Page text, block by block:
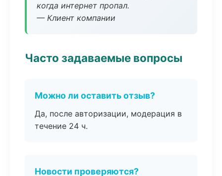
когда интернет пропал.
— Клиент компании
Часто задаваемые вопросы
Можно ли оставить отзыв?
Да, после авторизации, модерация в
течение 24 ч.
Новости проверяются?